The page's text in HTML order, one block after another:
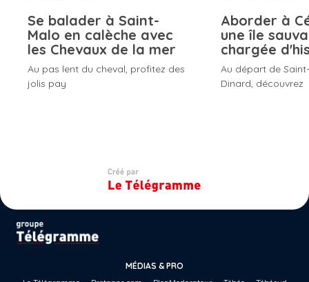
Se balader à Saint-
Malo en calèche avec
les Chevaux de la mer
Au pas lent du cheval, profitez des
jolis pay
Aborder à
une île
chargée
Au départ de
Dinard, découvrez
MÉDIAS & PRO